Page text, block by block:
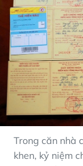
Trong căn nhà
khen, kỷ niệm